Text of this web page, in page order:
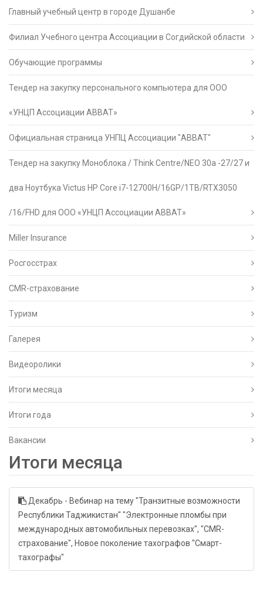
Главный учебный центр в городе Душанбе
Филиал Учебного центра Ассоциации в Согдийской области
Обучающие программы
Тендер на закупку персонального компьютера для ООО
«УНЦП Ассоциации АВВАТ»
Официальная страница УНПЦ Ассоциации "АВВАТ"
Тендер на закупку Моноблока / Think Centre/NEO 30a -27/27 и
два Ноутбука Victus HP Core i7-12700H/16GP/1TB/RTX3050
/16/FHD для ООО «УНЦП Ассоциации АВВАТ»
Miller Insurance
Росгосстрах
CMR-страхование
Туризм
Галерея
Видеоролики
Итоги месяца
Итоги года
Вакансии
Итоги месяца
Декабрь - Вебинар на тему "Транзитные возможности
Республики Таджикистан" "Электронные пломбы при
международных автомобильных перевозках", "CMR-
страхование", Новое поколение тахографов "Смарт-
тахографы"